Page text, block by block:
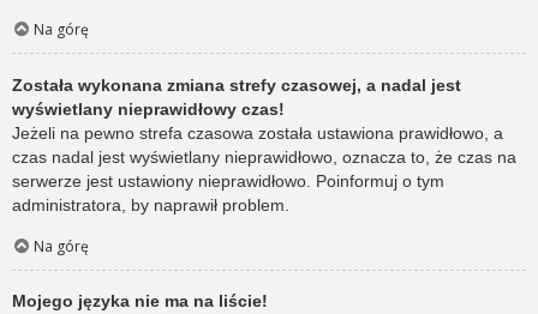
Na górę
Została wykonana zmiana strefy czasowej, a nadal jest
wyświetlany nieprawidłowy czas!
Jeżeli na pewno strefa czasowa została ustawiona prawidłowo, a
czas nadal jest wyświetlany nieprawidłowo, oznacza to, że czas na
serwerze jest ustawiony nieprawidłowo. Poinformuj o tym
administratora, by naprawił problem.
Na górę
Mojego języka nie ma na liście!